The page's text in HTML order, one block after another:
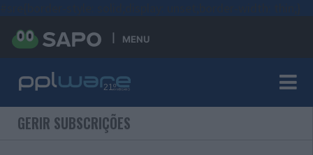
MENU
GERIR SUBSCRIÇÕES